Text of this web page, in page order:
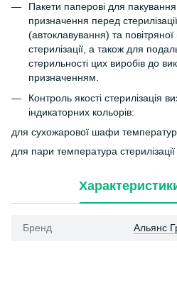
Пакети паперові для
призначення перед
(автоклавування) та
стерилізації, а також для
стерильності цих виробів до
призначенням.
Контроль якості стерилізація
індикаторних кольорів:
для сухожарової шафи температура
для пари температура
Бренд Альянс